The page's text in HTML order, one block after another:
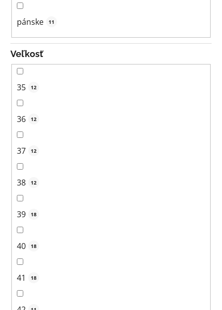
pánske 11
Veľkosť
35 12
36 12
37 12
38 12
39 18
40 18
41 18